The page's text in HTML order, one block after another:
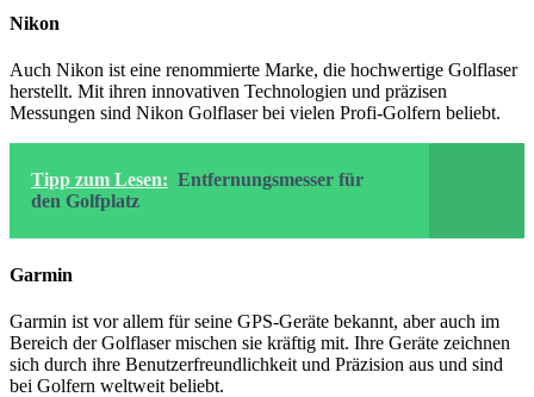
Nikon
Auch Nikon ist eine renommierte Marke, die hochwertige Golflaser
herstellt. Mit ihren innovativen Technologien und präzisen
Messungen sind Nikon Golflaser bei vielen Profi-Golfern beliebt.
Tipp zum Lesen: Entfernungsmesser für
den Golfplatz
Garmin
Garmin ist vor allem für seine GPS-Geräte bekannt, aber auch im
Bereich der Golflaser mischen sie kräftig mit. Ihre Geräte zeichnen
sich durch ihre Benutzerfreundlichkeit und Präzision aus und sind
bei Golfern weltweit beliebt.